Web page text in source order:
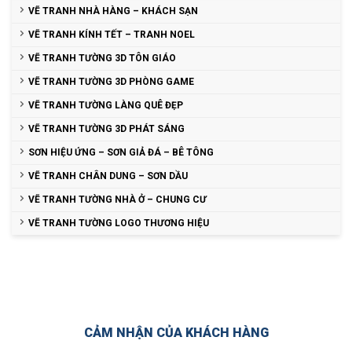
VẼ TRANH NHÀ HÀNG – KHÁCH SẠN
VẼ TRANH KÍNH TẾT – TRANH NOEL
VẼ TRANH TƯỜNG 3D TÔN GIÁO
VẼ TRANH TƯỜNG 3D PHÒNG GAME
VẼ TRANH TƯỜNG LÀNG QUÊ ĐẸP
VẼ TRANH TƯỜNG 3D PHÁT SÁNG
SƠN HIỆU ỨNG – SƠN GIẢ ĐÁ – BÊ TÔNG
VẼ TRANH CHÂN DUNG – SƠN DẦU
VẼ TRANH TƯỜNG NHÀ Ở – CHUNG CƯ
VẼ TRANH TƯỜNG LOGO THƯƠNG HIỆU
CẢM NHẬN CỦA KHÁCH HÀNG